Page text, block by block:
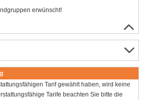
erwünscht!
Tarif gewählt haben, wird keine
Tarife beachten Sie bitte die